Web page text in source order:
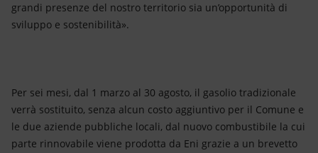
grandi presenze del nostro territorio sia un’opportunità di
sviluppo e sostenibilità».
Per sei mesi, dal 1 marzo al 30 agosto, il gasolio tradizionale
verrà sostituito, senza alcun costo aggiuntivo per il Comune e
le due aziende pubbliche locali, dal nuovo combustibile la cui
parte rinnovabile viene prodotta da Eni grazie a un brevetto